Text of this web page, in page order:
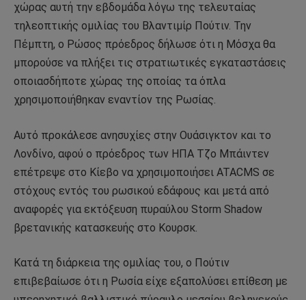
χώρας αυτή την εβδομάδα λόγω της τελευταίας
τηλεοπτικής ομιλίας του Βλαντιμίρ Πούτιν. Την
Πέμπτη, ο Ρώσος πρόεδρος δήλωσε ότι η Μόσχα θα
μπορούσε να πλήξει τις στρατιωτικές εγκαταστάσεις
οποιασδήποτε χώρας της οποίας τα όπλα
χρησιμοποιήθηκαν εναντίον της Ρωσίας.
Αυτό προκάλεσε ανησυχίες στην Ουάσιγκτον και το
Λονδίνο, αφού ο πρόεδρος των ΗΠΑ Τζο Μπάιντεν
επέτρεψε στο Κίεβο να χρησιμοποιήσει ATACMS σε
στόχους εντός του ρωσικού εδάφους και μετά από
αναφορές για εκτόξευση πυραύλου Storm Shadow
βρετανικής κατασκευής στο Κουρσκ.
Κατά τη διάρκεια της ομιλίας του, ο Πούτιν
επιβεβαίωσε ότι η Ρωσία είχε εξαπολύσει επίθεση με